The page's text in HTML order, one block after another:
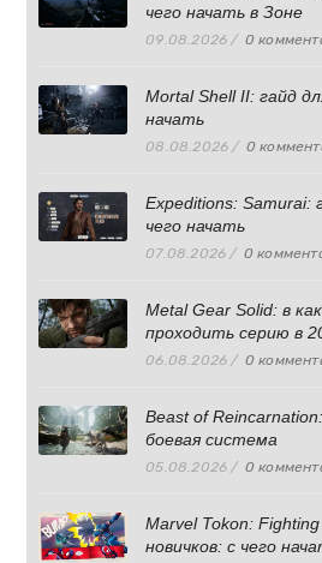
чего начать в Зоне
09.08.2026 / 0
Mortal Shell II: гайд
начать
08.08.2026 / 0
Expeditions: Samurai:
чего начать
07.08.2026 / 0
Metal Gear Solid: в
проходить серию в
06.08.2026 / 0
Beast of
боевая система
05.08.2026 / 0
Marvel Tokon:
новичков: с чего